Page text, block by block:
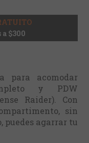
$300
para acomodar
y PDW
Raider). Con
sin
puedes agarrar tu